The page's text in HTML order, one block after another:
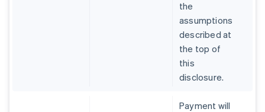
the
assumptions
described at
the top of
this
disclosure.
Payment will